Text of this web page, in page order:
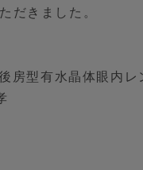
だきました。
房型有水晶体眼内レ